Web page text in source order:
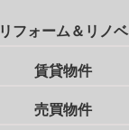
リフォーム＆リノベ
賃貸物件
売買物件